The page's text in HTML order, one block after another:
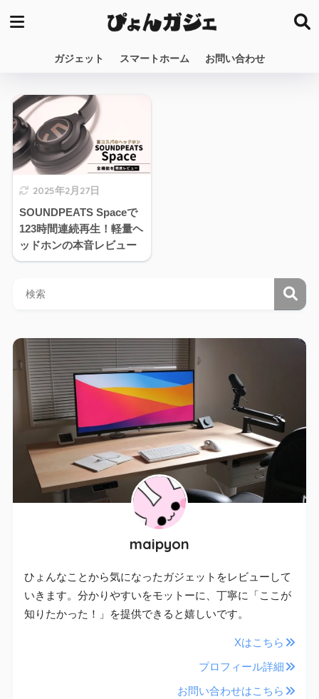
ガジェット スマートホーム お問い合わせ
2025年2月27日
SOUNDPEATS Spaceで
123時間連続再生！軽量ヘ
ッドホンの本音レビュー
maipyon
ひょんなことから気になったガジェットをレビューして
いきます。分かりやすいをモットーに、丁寧に「ここが
知りたかった！」を提供できると嬉しいです。
Xはこちら
プロフィール詳細
お問い合わせはこちら